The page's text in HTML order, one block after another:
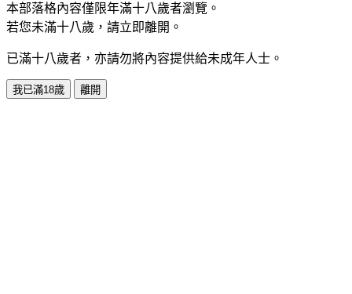
本部落格內容僅限年滿十八歲者瀏覽。
若您未滿十八歲，請立即離開。
已滿十八歲者，亦請勿將內容提供給未成年人士。
我已滿18歲 離開